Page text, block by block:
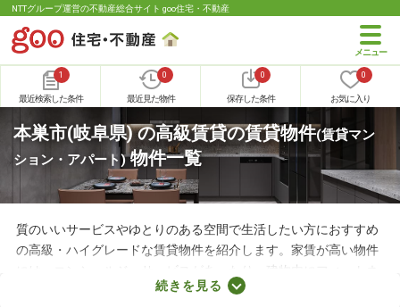
NTTグループ運営の不動産総合サイト goo住宅・不動産
1
最近検索した条件
0
最近見た物件
0
保存した条件
0
お気に入り
本巣市(岐阜県) の高級賃貸の賃貸物件(賃貸マン
ション・アパート)物件一覧
質のいいサービスやゆとりのある空間で生活したい方におすすめ
の高級・ハイグレードな賃貸物件を紹介します。家賃が高い物件
には、コンシェルジュサービスがあったり、建物内にフィットネ
スルームがあったりとサービスの充実度が抜群。お部屋も広々と
続きを見る